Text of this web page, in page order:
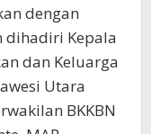
dengan
dihadiri Kepala
dan Keluarga
Utara
BKKBN